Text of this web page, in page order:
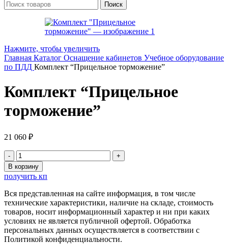
Поиск
Нажмите, чтобы увеличить
Главная Каталог Оснащение кабинетов Учебное оборудование
по ПДД Комплект “Прицельное торможение”
Комплект “Прицельное
торможение”
21 060 ₽
Количество
товара
Комплект
"Прицельное
торможение"
В корзину
получить кп
Вся представленная на сайте информация, в том числе
технические характеристики, наличие на складе, стоимость
товаров, носит информационный характер и ни при каких
условиях не является публичной офертой. Обработка
персональных данных осуществляется в соответствии с
Политикой конфиденциальности.